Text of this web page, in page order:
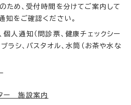
ため、受付時間を分けてご案内して
知をご確認ください。
個人通知（問診票、健康チェックシー
ラシ、バスタオル、水筒（お茶や水な
ー 施設案内